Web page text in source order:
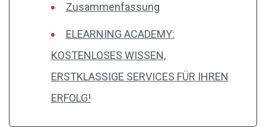
Zusammenfassung
ELEARNING ACADEMY:
KOSTENLOSES WISSEN,
ERSTKLASSIGE SERVICES FÜR IHREN
ERFOLG!